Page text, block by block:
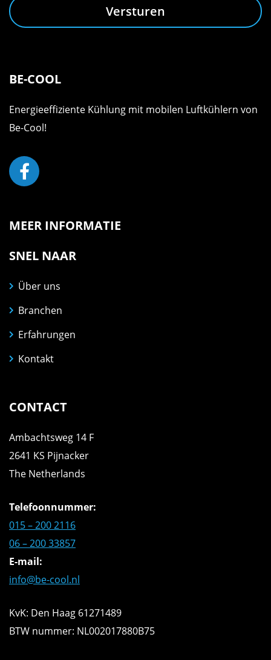
Versturen
BE-COOL
Energieeffiziente Kühlung mit mobilen Luftkühlern von
Be-Cool!
MEER INFORMATIE
SNEL NAAR
Über uns
Branchen
Erfahrungen
Kontakt
CONTACT
Ambachtsweg 14 F
2641 KS Pijnacker
The Netherlands
Telefoonnummer:
015 – 200 2116
06 – 200 33857
E-mail:
info@be-cool.nl
KvK: Den Haag 61271489
BTW nummer: NL002017880B75